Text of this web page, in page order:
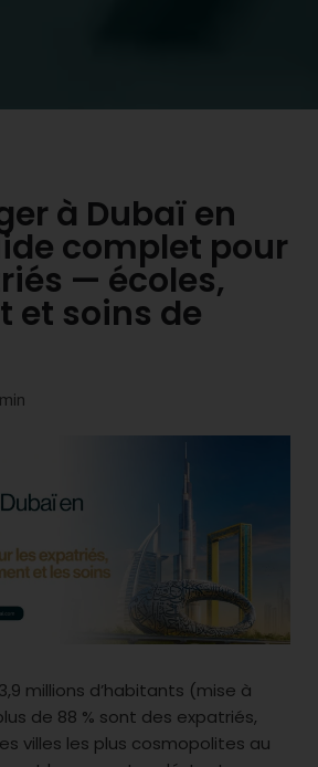
à Dubaï en
complet pour
— écoles,
et soins de
millions d’habitants (mise à
de 88 % sont des expatriés,
villes les plus cosmopolites au